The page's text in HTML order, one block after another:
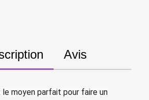
Avis
moyen parfait pour faire un